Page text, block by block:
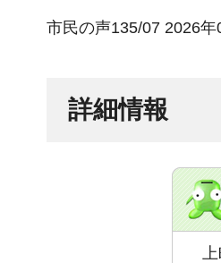
市民の声135/07 2026
詳細情報
上